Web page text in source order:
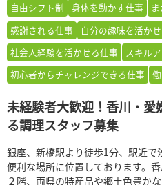
自由シフト制
身体を動かす仕事
感謝される仕事
自分の趣味を活か
社会人経験を活かせる仕事
スキル
初心者からチャレンジできる仕事
未経験者大歓迎！香川・
る調理スタッフ募集
銀座、新橋駅より徒歩1分、駅近で
便利な場所に位置しております。
２階、両県の特産品や郷土色豊か